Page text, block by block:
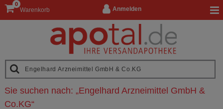
Anmelden
Warenkorb
0
Sie suchen nach: „Engelhard Arzneimittel GmbH &
Co.KG“